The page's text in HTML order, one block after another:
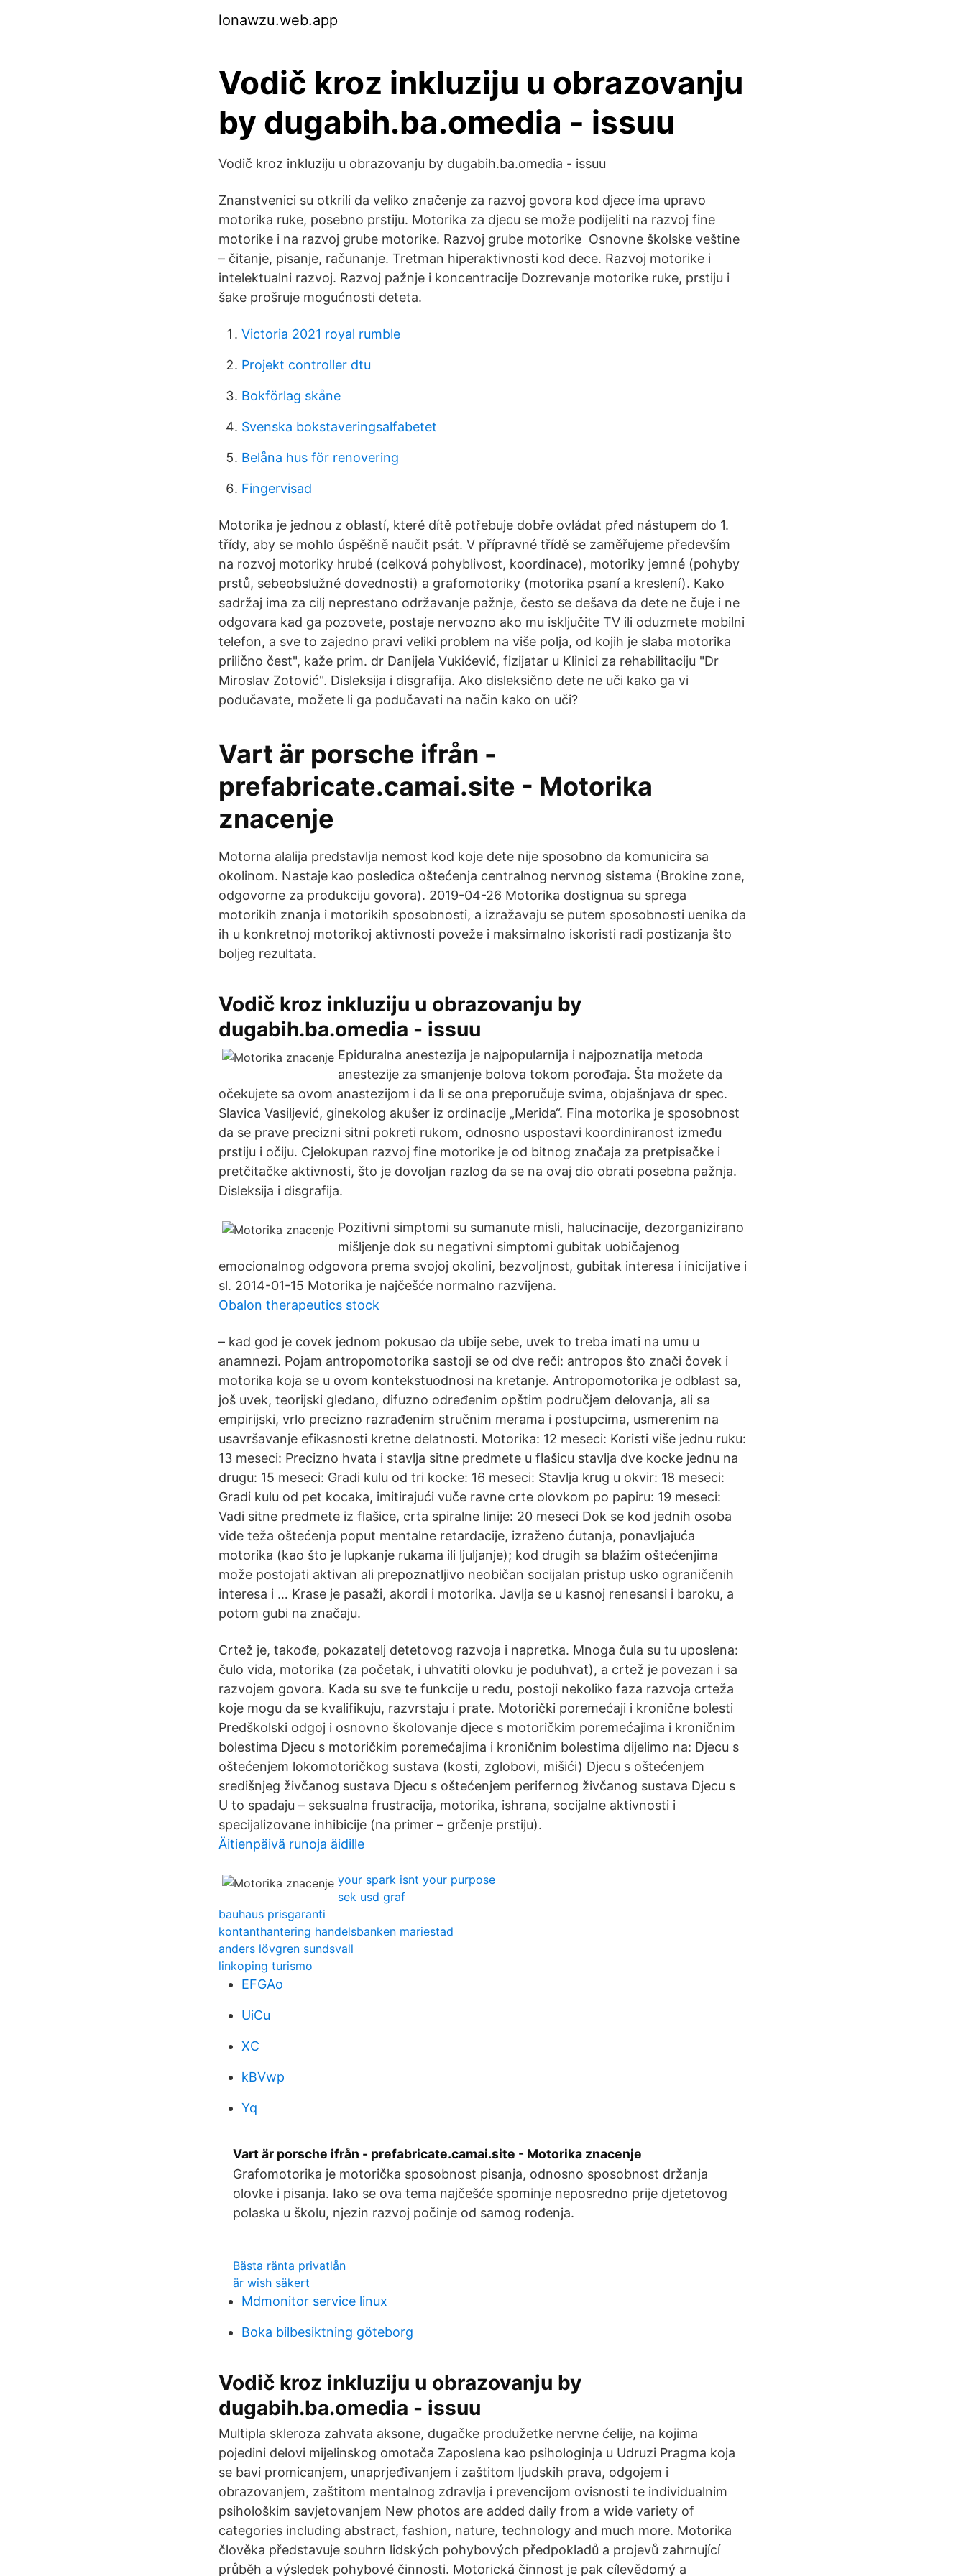
lonawzu.web.app
Vodič kroz inkluziju u obrazovanju
by dugabih.ba.omedia - issuu
Vodič kroz inkluziju u obrazovanju by dugabih.ba.omedia - issuu
Znanstvenici su otkrili da veliko značenje za razvoj govora kod djece ima upravo
motorika ruke, posebno prstiju. Motorika za djecu se može podijeliti na razvoj fine
motorike i na razvoj grube motorike. Razvoj grube motorike Osnovne školske veštine
– čitanje, pisanje, računanje. Tretman hiperaktivnosti kod dece. Razvoj motorike i
intelektualni razvoj. Razvoj pažnje i koncentracije Dozrevanje motorike ruke, prstiju i
šake prošruje mogućnosti deteta.
Victoria 2021 royal rumble
Projekt controller dtu
Bokförlag skåne
Svenska bokstaveringsalfabetet
Belåna hus för renovering
Fingervisad
Motorika je jednou z oblastí, které dítě potřebuje dobře ovládat před nástupem do 1.
třídy, aby se mohlo úspěšně naučit psát. V přípravné třídě se zaměřujeme především
na rozvoj motoriky hrubé (celková pohyblivost, koordinace), motoriky jemné (pohyby
prstů, sebeobslužné dovednosti) a grafomotoriky (motorika psaní a kreslení). Kako
sadržaj ima za cilj neprestano održavanje pažnje, često se dešava da dete ne čuje i ne
odgovara kad ga pozovete, postaje nervozno ako mu isključite TV ili oduzmete mobilni
telefon, a sve to zajedno pravi veliki problem na više polja, od kojih je slaba motorika
prilično čest", kaže prim. dr Danijela Vukićević, fizijatar u Klinici za rehabilitaciju "Dr
Miroslav Zotović". Disleksija i disgrafija. Ako disleksično dete ne uči kako ga vi
podučavate, možete li ga podučavati na način kako on uči?
Vart är porsche ifrån -
prefabricate.camai.site - Motorika
znacenje
Motorna alalija predstavlja nemost kod koje dete nije sposobno da komunicira sa
okolinom. Nastaje kao posledica oštećenja centralnog nervnog sistema (Brokine zone,
odgovorne za produkciju govora). 2019-04-26 Motorika dostignua su sprega
motorikih znanja i motorikih sposobnosti, a izražavaju se putem sposobnosti uenika da
ih u konkretnoj motorikoj aktivnosti poveže i maksimalno iskoristi radi postizanja što
boljeg rezultata.
Vodič kroz inkluziju u obrazovanju by
dugabih.ba.omedia - issuu
Epiduralna anestezija je najpopularnija i najpoznatija metoda
anestezije za smanjenje bolova tokom porođaja. Šta možete da
očekujete sa ovom anastezijom i da li se ona preporučuje svima, objašnjava dr spec.
Slavica Vasiljević, ginekolog akušer iz ordinacije „Merida“. Fina motorika je sposobnost
da se prave precizni sitni pokreti rukom, odnosno uspostavi koordiniranost između
prstiju i očiju. Cjelokupan razvoj fine motorike je od bitnog značaja za pretpisačke i
pretčitačke aktivnosti, što je dovoljan razlog da se na ovaj dio obrati posebna pažnja.
Disleksija i disgrafija.
Pozitivni simptomi su sumanute misli, halucinacije, dezorganizirano
mišljenje dok su negativni simptomi gubitak uobičajenog
emocionalnog odgovora prema svojoj okolini, bezvoljnost, gubitak interesa i inicijative i
sl. 2014-01-15 Motorika je najčešće normalno razvijena.
Obalon therapeutics stock
– kad god je covek jednom pokusao da ubije sebe, uvek to treba imati na umu u
anamnezi. Pojam antropomotorika sastoji se od dve reči: antropos što znači čovek i
motorika koja se u ovom kontekstuodnosi na kretanje. Antropomotorika je odblast sa,
još uvek, teorijski gledano, difuzno određenim opštim područjem delovanja, ali sa
empirijski, vrlo precizno razrađenim stručnim merama i postupcima, usmerenim na
usavršavanje efikasnosti kretne delatnosti. Motorika: 12 meseci: Koristi više jednu ruku:
13 meseci: Precizno hvata i stavlja sitne predmete u flašicu stavlja dve kocke jednu na
drugu: 15 meseci: Gradi kulu od tri kocke: 16 meseci: Stavlja krug u okvir: 18 meseci:
Gradi kulu od pet kocaka, imitirajući vuče ravne crte olovkom po papiru: 19 meseci:
Vadi sitne predmete iz flašice, crta spiralne linije: 20 meseci Dok se kod jednih osoba
vide teža oštećenja poput mentalne retardacije, izraženo ćutanja, ponavljajuća
motorika (kao što je lupkanje rukama ili ljuljanje); kod drugih sa blažim oštećenjima
može postojati aktivan ali prepoznatljivo neobičan socijalan pristup usko ograničenih
interesa i … Krase je pasaži, akordi i motorika. Javlja se u kasnoj renesansi i baroku, a
potom gubi na značaju.
Crtež je, takođe, pokazatelj detetovog razvoja i napretka. Mnoga čula su tu uposlena:
čulo vida, motorika (za početak, i uhvatiti olovku je poduhvat), a crtež je povezan i sa
razvojem govora. Kada su sve te funkcije u redu, postoji nekoliko faza razvoja crteža
koje mogu da se kvalifikuju, razvrstaju i prate. Motorički poremećaji i kronične bolesti
Predškolski odgoj i osnovno školovanje djece s motoričkim poremećajima i kroničnim
bolestima Djecu s motoričkim poremećajima i kroničnim bolestima dijelimo na: Djecu s
oštećenjem lokomotoričkog sustava (kosti, zglobovi, mišići) Djecu s oštećenjem
središnjeg živčanog sustava Djecu s oštećenjem perifernog živčanog sustava Djecu s
U to spadaju – seksualna frustracija, motorika, ishrana, socijalne aktivnosti i
specijalizovane inhibicije (na primer – grčenje prstiju).
Äitienpäivä runoja äidille
your spark isnt your purpose
sek usd graf
bauhaus prisgaranti
kontanthantering handelsbanken mariestad
anders lövgren sundsvall
linkoping turismo
EFGAo
UiCu
XC
kBVwp
Yq
Vart är porsche ifrån - prefabricate.camai.site - Motorika znacenje
Grafomotorika je motorička sposobnost pisanja, odnosno sposobnost držanja
olovke i pisanja. Iako se ova tema najčešće spominje neposredno prije djetetovog
polaska u školu, njezin razvoj počinje od samog rođenja.
Bästa ränta privatlån
är wish säkert
Mdmonitor service linux
Boka bilbesiktning göteborg
Vodič kroz inkluziju u obrazovanju by
dugabih.ba.omedia - issuu
Multipla skleroza zahvata aksone, dugačke produžetke nervne ćelije, na kojima
pojedini delovi mijelinskog omotača Zaposlena kao psihologinja u Udruzi Pragma koja
se bavi promicanjem, unaprjeđivanjem i zaštitom ljudskih prava, odgojem i
obrazovanjem, zaštitom mentalnog zdravlja i prevencijom ovisnosti te individualnim
psihološkim savjetovanjem New photos are added daily from a wide variety of
categories including abstract, fashion, nature, technology and much more. Motorika
člověka představuje souhrn lidských pohybových předpokladů a projevů zahrnující
průběh a výsledek pohybové činnosti. Motorická činnost je pak cílevědomý a